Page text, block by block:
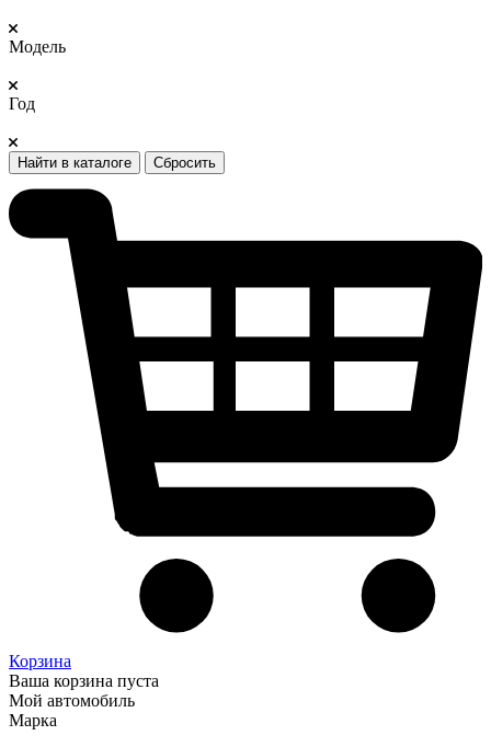
Модель
Год
Найти в каталоге Сбросить
Корзина
Ваша корзина пуста
Мой автомобиль
Марка